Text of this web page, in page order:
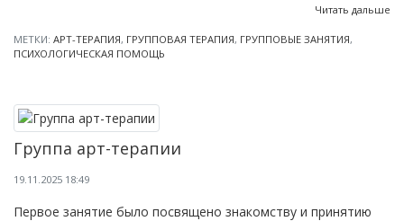
Читать дальше
МЕТКИ: АРТ-ТЕРАПИЯ, ГРУППОВАЯ ТЕРАПИЯ, ГРУППОВЫЕ ЗАНЯТИЯ,
ПСИХОЛОГИЧЕСКАЯ ПОМОЩЬ
Группа арт-терапии
19.11.2025 18:49
Первое занятие было посвящено знакомству и принятию